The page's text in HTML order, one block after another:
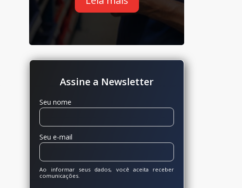
Assine a Newsletter
Seu nome
Seu e-mail
Ao informar seus dados, você aceita receber
comunicações.